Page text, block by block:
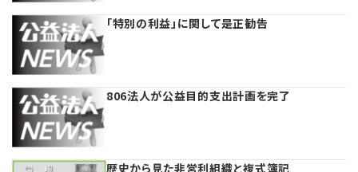
理事会
評議員会・社員総会
理事・監事
評議員
会計・税務
定期提出書類
会計処理
寄附
労務
労務
労務管理
給与計算
法務
法務
利益相反取引
経営
経営
連載
「特別の利益」に関して是正勧告
806法人が公益目的支出計画を完了
歴史から見た非営利組織と複式簿記